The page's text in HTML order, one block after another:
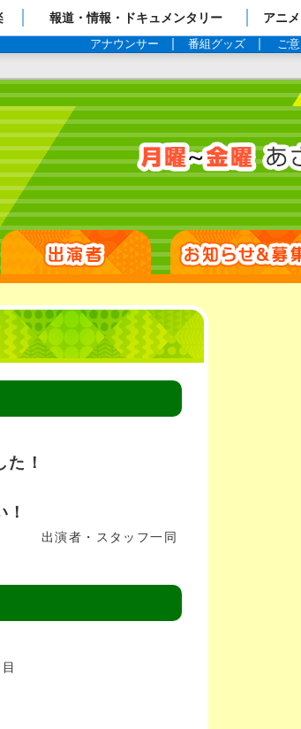
報道・情報・ドキュメンタリー アニメ
アナウンサー 番組グッズ ご
！
出演者・スタッフ一同